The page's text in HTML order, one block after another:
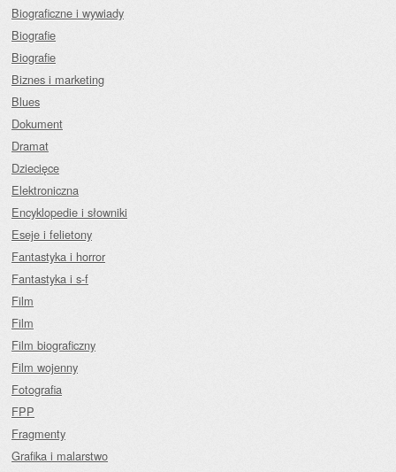
Biograficzne i wywiady
Biografie
Biografie
Biznes i marketing
Blues
Dokument
Dramat
Dziecięce
Elektroniczna
Encyklopedie i słowniki
Eseje i felietony
Fantastyka i horror
Fantastyka i s-f
Film
Film
Film biograficzny
Film wojenny
Fotografia
FPP
Fragmenty
Grafika i malarstwo